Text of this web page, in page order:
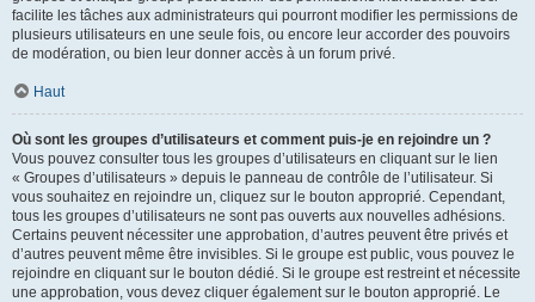
facilite les tâches aux administrateurs qui pourront modifier les permissions de
plusieurs utilisateurs en une seule fois, ou encore leur accorder des pouvoirs
de modération, ou bien leur donner accès à un forum privé.
Haut
Où sont les groupes d’utilisateurs et comment puis-je en rejoindre un ?
Vous pouvez consulter tous les groupes d’utilisateurs en cliquant sur le lien
« Groupes d’utilisateurs » depuis le panneau de contrôle de l’utilisateur. Si
vous souhaitez en rejoindre un, cliquez sur le bouton approprié. Cependant,
tous les groupes d’utilisateurs ne sont pas ouverts aux nouvelles adhésions.
Certains peuvent nécessiter une approbation, d’autres peuvent être privés et
d’autres peuvent même être invisibles. Si le groupe est public, vous pouvez le
rejoindre en cliquant sur le bouton dédié. Si le groupe est restreint et nécessite
une approbation, vous devez cliquer également sur le bouton approprié. Le